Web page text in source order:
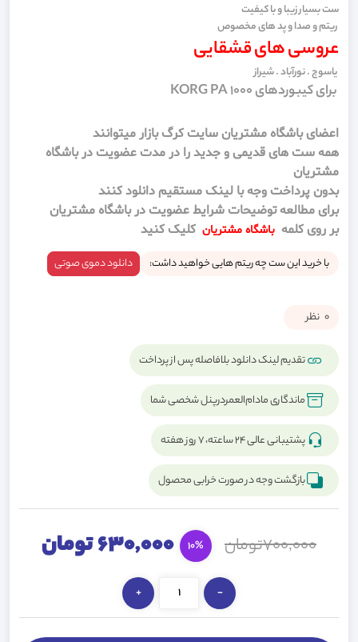
ست بسیار زیبا و با کیفیت
ریتم و صدا و پد های مخصوص
عروسی های قشقایی
یاسوج . نورآباد . شیراز
برای کیبوردهای KORG PA 1000
اعضای باشگاه مشتریان سایت کرگ بازار میتوانند
همه ست های قدیمی و جدید را در مدت عضویت در باشگاه
مشتریان
بدون پرداخت وجه با لینک مستقیم دانلود کنند
برای مطالعه توضیحات شرایط عضویت در باشگاه مشتریان
بر روی کلمه باشگاه مشتریان کلیک کنید
با خرید این ست چه ریتم هایی خواهید داشت: دانلود دموی صوتی
0 نظر
تقدیم لینک دانلود بلافاصله پس از پرداخت
ماندگاری مادام‌العمردرپنل شخصی شما
پشتیبانی عالی ۲۴ ساعته، ۷ روز هفته
بازگشت وجه در صورت خرابی محصول
700,000تومان 10% 630,000 تومان
-
+